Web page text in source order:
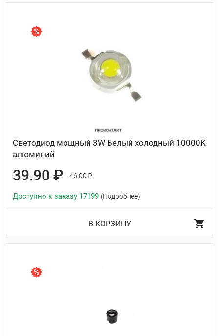
Светодиод мощный 3W Белый холодный 10000K
алюминий
39.90 ₽ 46.00 ₽
Доступно к заказу 17199 (Подробнее)
В КОРЗИНУ